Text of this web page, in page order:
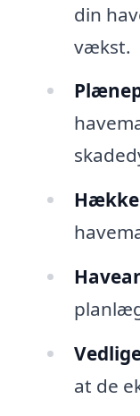
din
vækst.
at de